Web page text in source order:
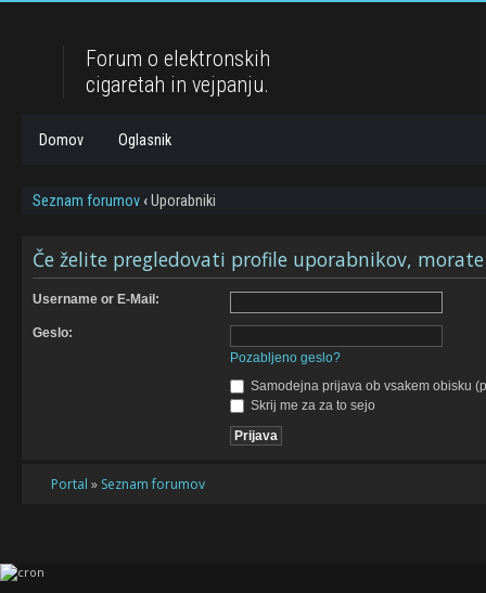
Forum o elektronskih
cigaretah in vejpanju.
Domov Oglasnik
Seznam forumov ‹Uporabniki
Če želite pregledovati profile uporabnikov,
Username or E-Mail:
Geslo:
Pozabljeno geslo?
Samodejna prijava ob vsakem obisku
Skrij me za za to sejo
Portal » Seznam forumov